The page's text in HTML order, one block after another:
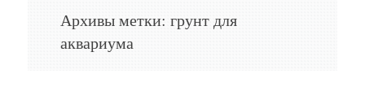
Архивы метки: грунт для
аквариума